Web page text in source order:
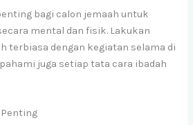
bagi calon jemaah untuk
mental dan fisik. Lakukan
terbiasa dengan kegiatan selama di
juga setiap tata cara ibadah